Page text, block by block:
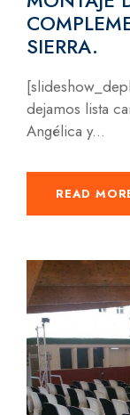
SIERRA.
dejamos lista
Angélica y...
READ